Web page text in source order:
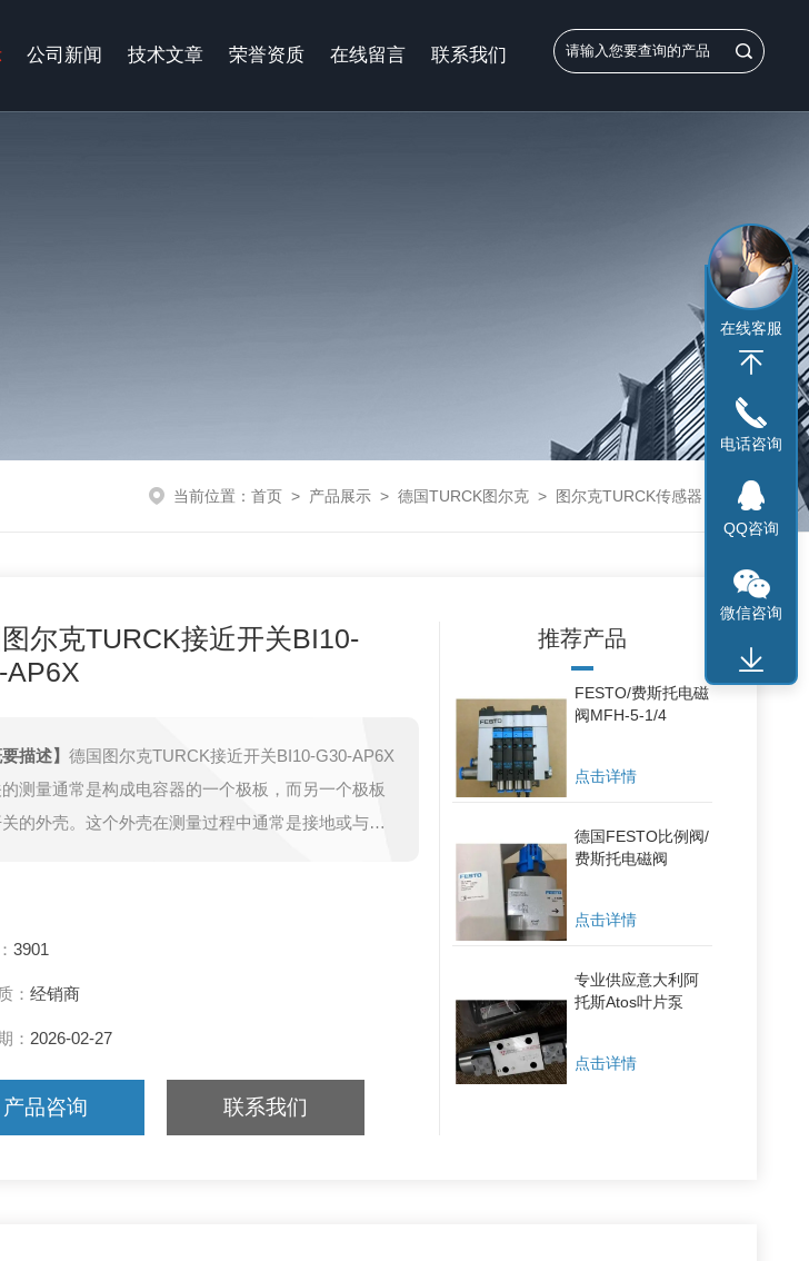
公司新闻 技术文章 荣誉资质 在线留言 联系我们
当前位置： 首页 > 产品展示 > 德国TURCK图尔克 > 图尔克TURCK传感器
尔克TURCK接近开关BI10-
AP6X
要描述】 德国图尔克TURCK接近开关BI10-G30-AP6X
测量通常是构成电容器的一个极板，而另一个极板
的外壳。这个外壳在测量过程中通常是接地或与设
3901
： 经销商
： 2026-02-27
产品咨询 联系我们
推荐产品
FESTO/费斯托电磁
阀MFH-5-1/4
点击详情
德国FESTO比例阀/
费斯托电磁阀
点击详情
专业供应意大利阿
托斯Atos叶片泵
点击详情
在线客服
电话咨询
QQ咨询
微信咨询